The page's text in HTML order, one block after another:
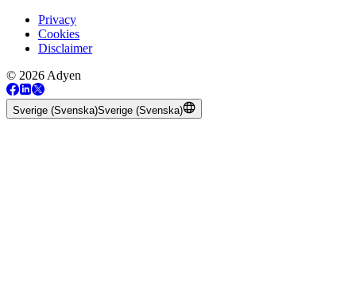
Privacy
Cookies
Disclaimer
© 2026 Adyen
Sverige (Svenska)Sverige (Svenska)